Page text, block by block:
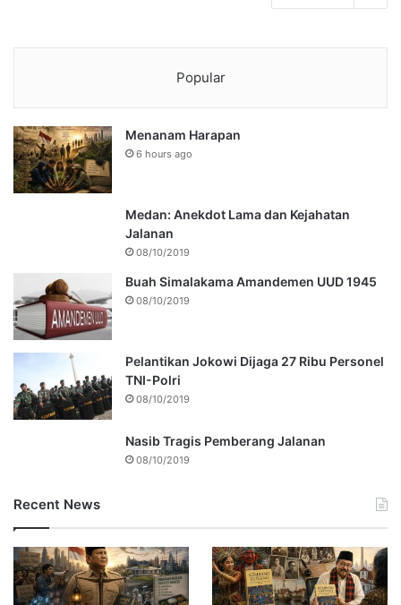
Popular
Menanam Harapan
6 hours ago
Medan: Anekdot Lama dan Kejahatan
Jalanan
08/10/2019
Buah Simalakama Amandemen UUD 1945
08/10/2019
Pelantikan Jokowi Dijaga 27 Ribu Personel
TNI-Polri
08/10/2019
Nasib Tragis Pemberang Jalanan
08/10/2019
Recent News